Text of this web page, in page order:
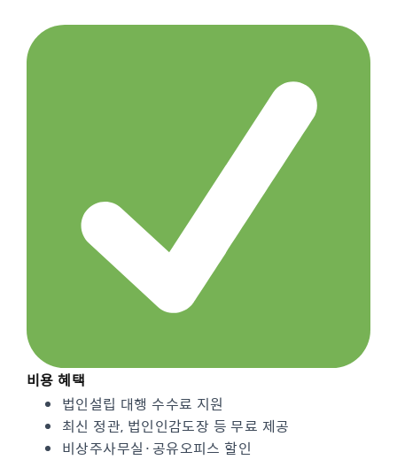
비용 혜택
법인설립 대행 수수료 지원
최신 정관, 법인인감도장 등 무료 제공
비상주사무실·공유오피스 할인